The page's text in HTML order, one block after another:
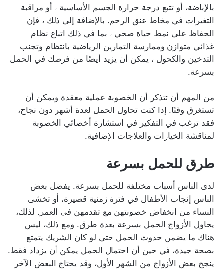
بالإباضة، أو تتبع درجة حرارة الجسم الأساسية ، أو مراقبة
التغيرات في مخاط عنق الرحم. بالإضافة إلى ذلك ، فإن
الحفاظ على نمط حياة صحي ، بما في ذلك اتباع نظام
غذائي متوازن وممارسة التمارين الرياضية بانتظام وتجنب
التدخين والكحول ، يمكن أن يزيد أيضًا من فرصك في الحمل
بسرعة.
من المهم أن تتذكر أن الخصوبة عملية معقدة ويمكن أن
تستغرق وقتًا. إذا كنت تحاول الحمل لعدة أشهر دون نجاح،
فقد ترغب في التفكير في استشارة أخصائي الخصوبة
لمناقشة الخيارات والعلاجات الإضافية.
طرق للحمل بسرعة
لدى الناس أسباب مختلفة للحمل بسرعة. يفضل بعض
الناس إنجاب الأطفال في فترة زمنية قصيرة، أو تخشى
النساء من انخفاض خصوبتهن مع تقدمهن في العمر. لذلك،
يحاول الأزواج الحمل بسرعة بعدة طرق. ومع ذلك، ليس
هناك ما يضمن حدوث الحمل حتى لو كان الشريك يتمتع
بصحة جيدة، في حين أن احتمال الحمل يمكن أن يزداد فقط.
ينجح بعض الأزواج من الشهر الأول، وقد يحتاج البعض الآخر